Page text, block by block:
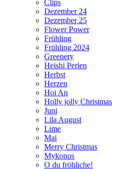
Clips
Dezember 24
Dezember 25
Flower Power
Frühling
Frühling 2024
Greenery
Heishi Perlen
Herbst
Herzen
Hoi An
Holly jolly Christmas
Juni
Lila August
Lime
Mai
Merry Christmas
Mykonos
O du fröhliche!